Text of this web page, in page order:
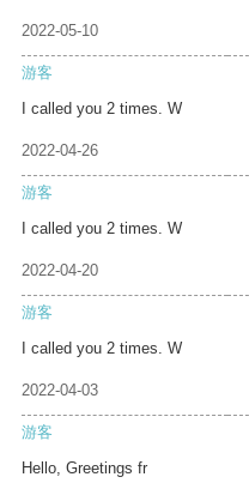
2022-05-10
游客
I called you 2 times. W
2022-04-26
游客
I called you 2 times. W
2022-04-20
游客
I called you 2 times. W
2022-04-03
游客
Hello, Greetings fr